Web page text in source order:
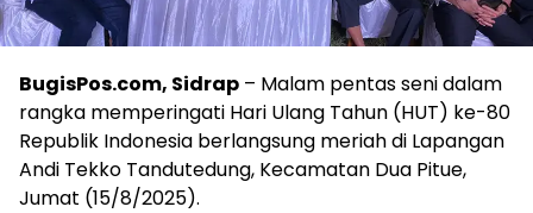
BugisPos.com, Sidrap – Malam pentas seni dalam
rangka memperingati Hari Ulang Tahun (HUT) ke-80
Republik Indonesia berlangsung meriah di Lapangan
Andi Tekko Tandutedung, Kecamatan Dua Pitue,
Jumat (15/8/2025).